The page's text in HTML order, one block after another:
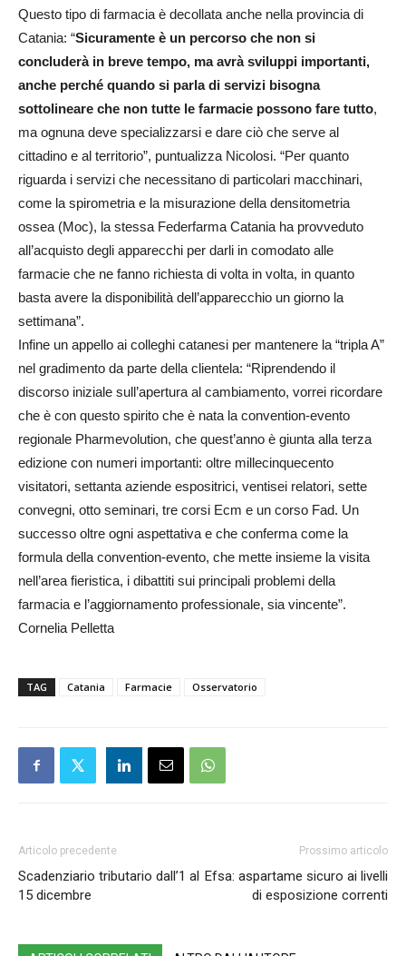
Questo tipo di farmacia è decollata anche nella provincia di
Catania: “Sicuramente è un percorso che non si
concluderà in breve tempo, ma avrà sviluppi importanti,
anche perché quando si parla di servizi bisogna
sottolineare che non tutte le farmacie possono fare tutto,
ma ognuna deve specializzarsi e dare ciò che serve al
cittadino e al territorio”, puntualizza Nicolosi. “Per quanto
riguarda i servizi che necessitano di particolari macchinari,
come la spirometria e la misurazione della densitometria
ossea (Moc), la stessa Federfarma Catania ha provveduto
all’acquisto degli apparecchi per darli in comodato alle
farmacie che ne fanno richiesta di volta in volta, in quanto
basta avere la disponibilità dell’apparecchio un giorno la
settimana”.
Infine un appello ai colleghi catanesi per mantenere la “tripla A”
nel gradimento da parte della clientela: “Riprendendo il
discorso iniziale sull’apertura al cambiamento, vorrei ricordare
che è con questo spirito che è nata la convention-evento
regionale Pharmevolution, che quest’anno è giunta alla terza
edizione con numeri importanti: oltre millecinquecento
visitatori, settanta aziende espositrici, ventisei relatori, sette
convegni, otto seminari, tre corsi Ecm e un corso Fad. Un
successo oltre ogni aspettativa e che conferma come la
formula della convention-evento, che mette insieme la visita
nell’area fieristica, i dibattiti sui principali problemi della
farmacia e l’aggiornamento professionale, sia vincente”.
Cornelia Pelletta
TAG Catania Farmacie Osservatorio
Articolo precedente
Scadenziario tributario dall’1 al
15 dicembre
Prossimo articolo
Efsa: aspartame sicuro ai livelli
di esposizione correnti